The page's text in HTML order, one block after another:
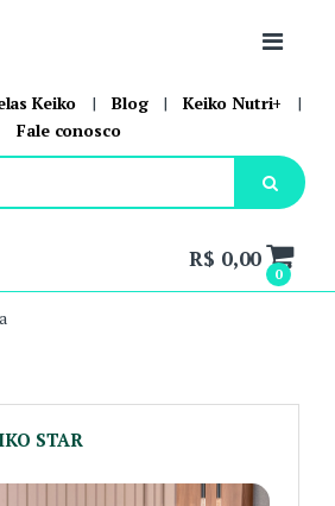
Keiko | Blog | Keiko Nutri+
|
Fale conosco
Botão para
R$ 0,00
0
STAR